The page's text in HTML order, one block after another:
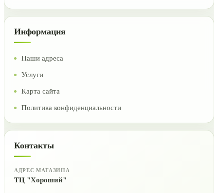
Информация
Наши адреса
Услуги
Карта сайта
Политика конфиденциальности
Контакты
АДРЕС МАГАЗИНА
ТЦ "Хороший"